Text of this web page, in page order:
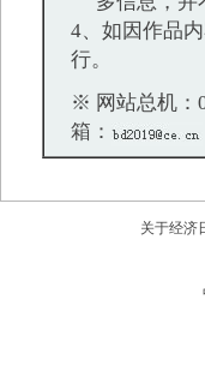
4、如因作品
行。
※ 网站总机：
箱：
关于经济